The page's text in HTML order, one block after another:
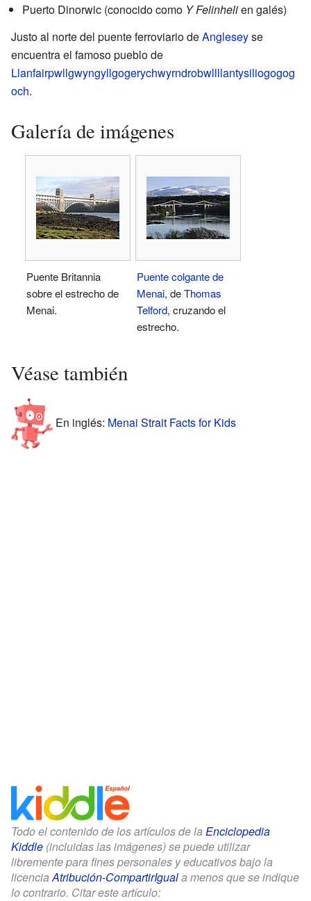
Puerto Dinorwic (conocido como Y Felinhelien galés)
Justo al norte del puente ferroviario deAngleseyse
encuentra el famoso pueblo de
Llanfairpwllgwyngyllgogerychwyrndrobwllllantysiliogogog
och.
Galería de imágenes
Puente Britannia
sobre el estrecho de
Menai.
Puente colgante de
Menai, deThomas
Telford, cruzando el
estrecho.
Véase también
En inglés: Menai Strait Facts for Kids
Todo el contenido de los artículos de la Enciclopedia
Kiddle (incluidas las imágenes) se puede utilizar
libremente para fines personales y educativos bajo la
licenciaAtribución-CompartirIguala menos que se indique
lo contrario. Citar este artículo: